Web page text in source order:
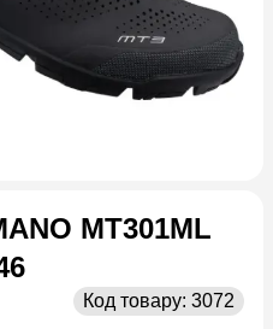
MT301ML
Код товару: 3072